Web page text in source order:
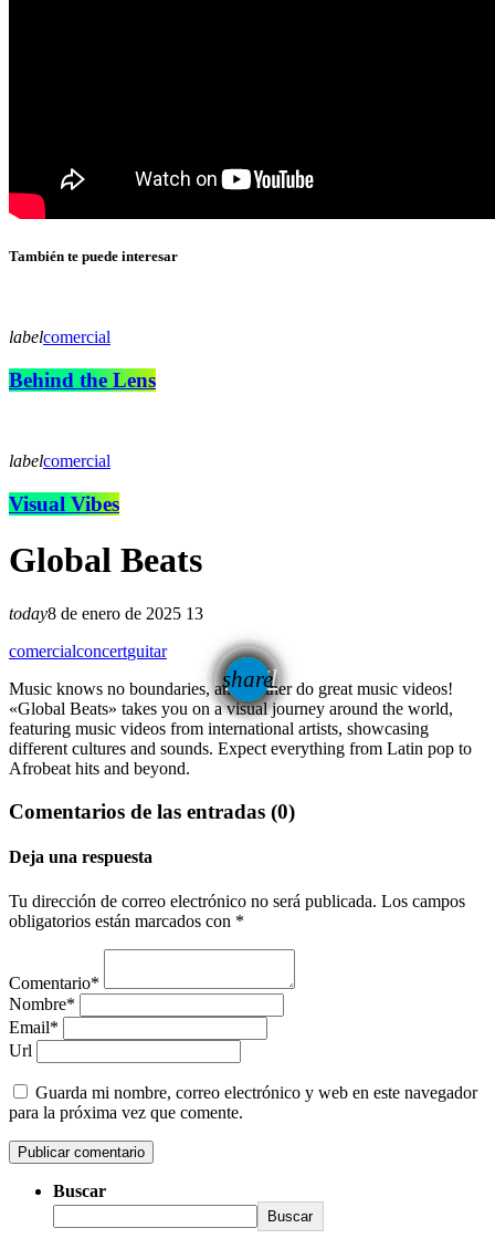
También te puede interesar
labelcomercial
Behind the Lens
labelcomercial
Visual Vibes
Global Beats
today8 de enero de 2025 13
comercialconcertguitar
share
email
Music knows no boundaries, and neither do great music videos!
«Global Beats» takes you on a visual journey around the world,
featuring music videos from international artists, showcasing
different cultures and sounds. Expect everything from Latin pop to
Afrobeat hits and beyond.
Comentarios de las entradas (0)
Deja una respuesta
Tu dirección de correo electrónico no será publicada. Los campos
obligatorios están marcados con *
Comentario*
Nombre*
Email*
Url
Guarda mi nombre, correo electrónico y web en este navegador
para la próxima vez que comente.
Buscar
Buscar